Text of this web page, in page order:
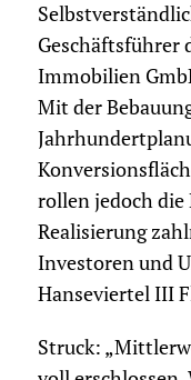
Geschäftsführer
Immobilien
Mit der
rollen jedoch die
Realisierung
Investoren und
Hanseviertel III
Struck: